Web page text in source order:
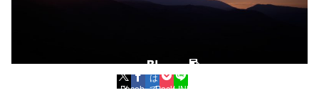
X
Facebook
は
てPocketLINE